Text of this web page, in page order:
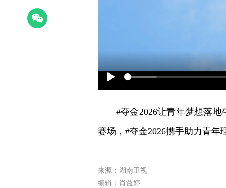
Play
#夺金2026让青年梦想落
赛场，#夺金2026携手助力青
来源：湖南卫视
编辑：肖益婷